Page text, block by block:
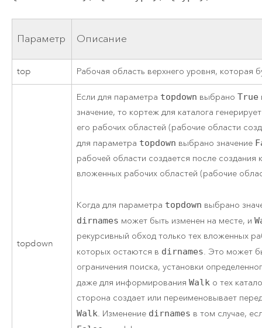
Параметр Описание
top Рабочая область верхнего уровня, которая
topdown
Если для параметра topdown выбраноTrue
значение, то кортеж для каталога
его рабочих областей (рабочие области
для параметра topdown выбрано значение
рабочей области создается после создания
вложенных рабочих областей (рабочие
Когда для параметра topdown выбрано
dirnames может быть изменен на месте, и
рекурсивный обход только тех вложенных
которых остаются в dirnames. Это может
ограничения поиска, установки
даже для информированияWalk о тех
сторона создает или переименовывает
Walk. Изменение dirnames в том случае,